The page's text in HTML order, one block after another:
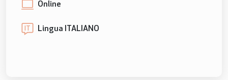
Online
Lingua ITALIANO